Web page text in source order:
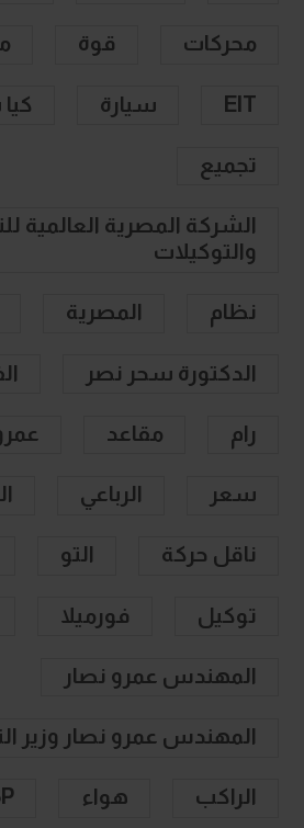
محركات قوة
EIT سيارة
تجميع
الشركة المصرية العالمية
والتوكيلات
نظام المصرية
الدكتورة سحر نصر
رام مقاعد
سعر الرباعي
ناقل حركة التو
توكيل فورميلا
المهندس عمرو نصار
المهندس عمرو نصار وزير
الراكب هواء